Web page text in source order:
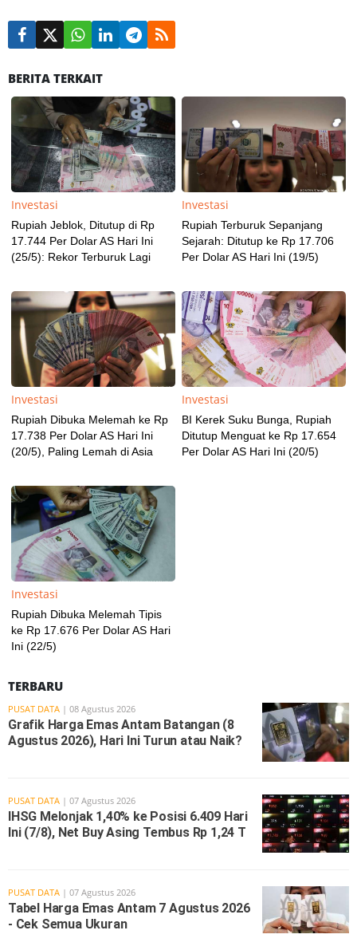
BERITA TERKAIT
Investasi
Rupiah Jeblok, Ditutup di Rp
17.744 Per Dolar AS Hari Ini
(25/5): Rekor Terburuk Lagi
Investasi
Rupiah Terburuk Sepanjang
Sejarah: Ditutup ke Rp 17.706
Per Dolar AS Hari Ini (19/5)
Investasi
Rupiah Dibuka Melemah ke Rp
17.738 Per Dolar AS Hari Ini
(20/5), Paling Lemah di Asia
Investasi
BI Kerek Suku Bunga, Rupiah
Ditutup Menguat ke Rp 17.654
Per Dolar AS Hari Ini (20/5)
Investasi
Rupiah Dibuka Melemah Tipis
ke Rp 17.676 Per Dolar AS Hari
Ini (22/5)
TERBARU
PUSAT DATA | 08 Agustus 2026
Grafik Harga Emas Antam Batangan (8
Agustus 2026), Hari Ini Turun atau Naik?
PUSAT DATA | 07 Agustus 2026
IHSG Melonjak 1,40% ke Posisi 6.409 Hari
Ini (7/8), Net Buy Asing Tembus Rp 1,24 T
PUSAT DATA | 07 Agustus 2026
Tabel Harga Emas Antam 7 Agustus 2026
- Cek Semua Ukuran